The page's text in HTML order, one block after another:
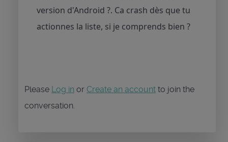
version d'Android ?. Ca crash dès que tu
actionnes la liste, si je comprends bien ?
Please Log in or Create an account to join the
conversation.